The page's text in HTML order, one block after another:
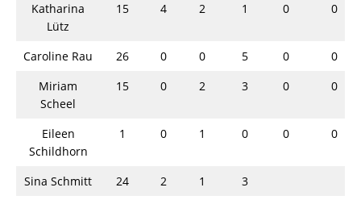
Katharina
Lütz
15 4 2 1 0 0
Caroline Rau 26 0 0 5 0
0
Miriam
Scheel
15 0 2 3 0 0
Eileen
Schildhorn
1 0 1 0 0 0
Sina Schmitt 24 2 1
3